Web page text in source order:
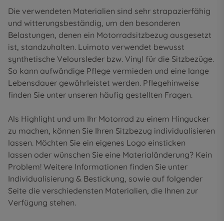
Die verwendeten Materialien sind sehr strapazierfähig
und witterungsbeständig, um den besonderen
Belastungen, denen ein Motorradsitzbezug ausgesetzt
ist, standzuhalten. Luimoto verwendet bewusst
synthetische Veloursleder bzw. Vinyl für die Sitzbezüge.
So kann aufwändige Pflege vermieden und eine lange
Lebensdauer gewährleistet werden. Pflegehinweise
finden Sie unter unseren häufig gestellten Fragen.
Als Highlight und um Ihr Motorrad zu einem Hingucker
zu machen, können Sie Ihren Sitzbezug individualisieren
lassen. Möchten Sie ein eigenes Logo einsticken
lassen oder wünschen Sie eine Materialänderung? Kein
Problem! Weitere Informationen finden Sie unter
Individualisierung & Bestickung, sowie auf folgender
Seite die verschiedensten Materialien, die Ihnen zur
Verfügung stehen.